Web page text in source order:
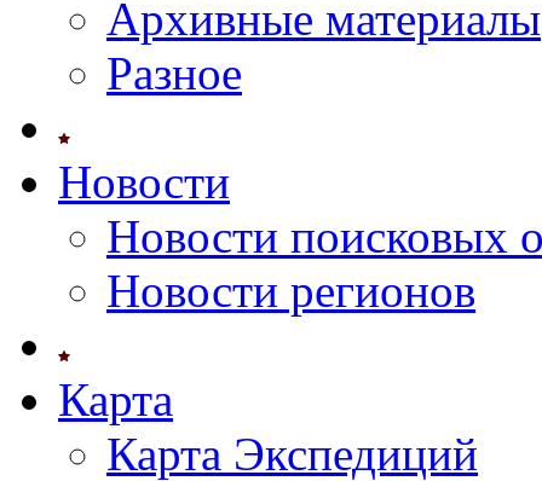
Архивные материалы
Разное
Новости
Новости поисковых
Новости регионов
Карта
Карта Экспедиций